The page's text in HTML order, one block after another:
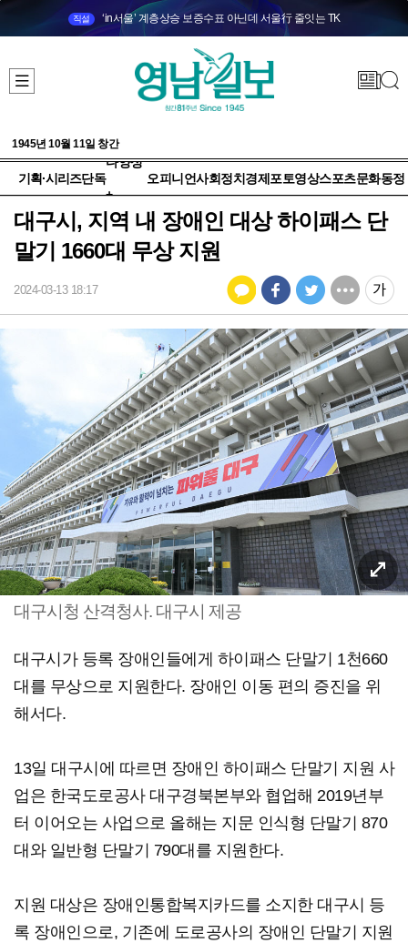
직설 ‘in서울’ 계층상승 보증수표 아닌데 서울行 줄잇는 TK
1945년 10월 11일 창간
기획·시리즈단독
다양성
+
오피니언사회정치 경제 포토영상스포츠문화동정
대구시, 지역 내 장애인 대상 하이패스 단
말기 1660대 무상 지원
2024-03-13 18:17
대구시청 산격청사. 대구시 제공
대구시가 등록 장애인들에게 하이패스 단말기 1천660
대를 무상으로 지원한다. 장애인 이동 편의 증진을 위
해서다.
13일 대구시에 따르면 장애인 하이패스 단말기 지원 사
업은 한국도로공사 대구경북본부와 협업해 2019년부
터 이어오는 사업으로 올해는 지문 인식형 단말기 870
대와 일반형 단말기 790대를 지원한다.
지원 대상은 장애인통합복지카드를 소지한 대구시 등
록 장애인으로, 기존에 도로공사의 장애인 단말기 지원